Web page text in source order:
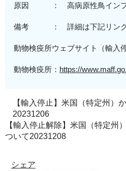
原因 ： 高病原性鳥インフ
備考 ： 詳細は下記リンク
動物検疫所ウェブサイト（輸入
動物検疫所： https://
【輸入停止】米国（特定州）
20231206
【輸入停止解除】米国（特定州
ついて20231208
シェア